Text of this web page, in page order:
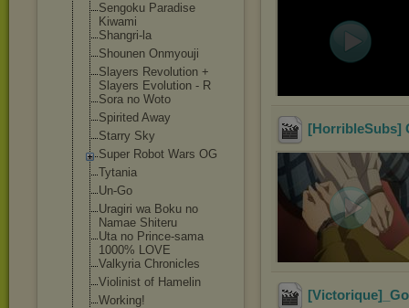
Sengoku Paradise
Kiwami
Shangri-la
Shounen Onmyouji
Slayers Revolution +
Slayers Evolution - R
Sora no Woto
Spirited Away
Starry Sky
Super Robot Wars OG
Tytania
Un-Go
Uragiri wa Boku no
Namae Shiteru
Uta no Prince-sama
1000% LOVE
Valkyria Chronicles
Violinist of Hamelin
Working!
[HorribleSubs]